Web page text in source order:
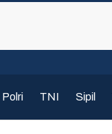
Polri TNI Sipil